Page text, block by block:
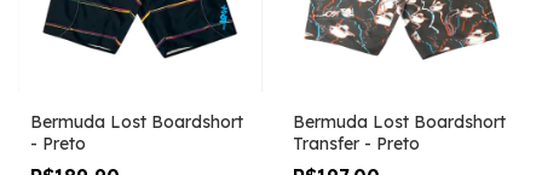
Bermuda Lost Boardshort
- Preto
Bermuda Lost Boardshort
Transfer - Preto